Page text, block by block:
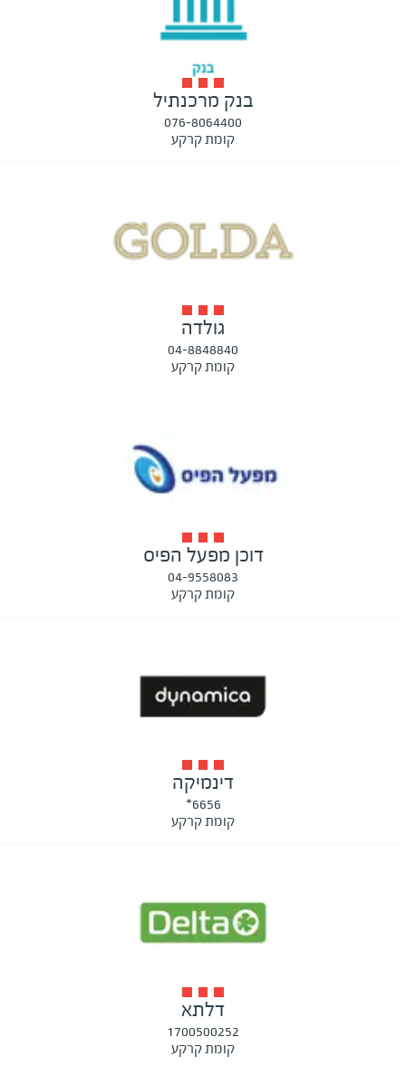
בנק מרכנתיל
076-8064400
קומת קרקע
גולדה
04-8848840
קומת קרקע
דוכן מפעל הפיס
04-9558083
קומת קרקע
דינמיקה
6656*
קומת קרקע
דלתא
1700500252
קומת קרקע